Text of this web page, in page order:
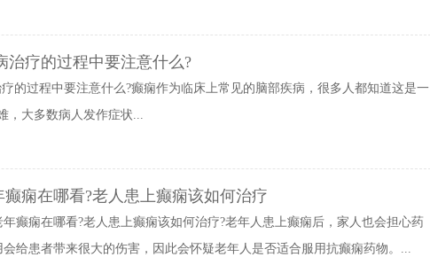
治疗的过程中要注意什么?
的过程中要注意什么?癫痫作为临床上常见的脑部疾病，很多人都知道这是一
，大多数病人发作症状...
癫痫在哪看?老人患上癫痫该如何治疗
年癫痫在哪看?老人患上癫痫该如何治疗?老年人患上癫痫后，家人也会担心药
会给患者带来很大的伤害，因此会怀疑老年人是否适合服用抗癫痫药物。...